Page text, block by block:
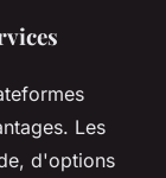
Les
d'options